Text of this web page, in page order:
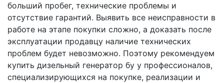
больший пробег, технические проблемы и
отсутствие гарантий. Выявить все неисправности в
работе на этапе покупки сложно, а доказать после
эксплуатации продавцу наличие технических
проблем будет невозможно. Поэтому рекомендуем
купить дизельный генератор бу у профессионалов,
специализирующихся на покупке, реализации и